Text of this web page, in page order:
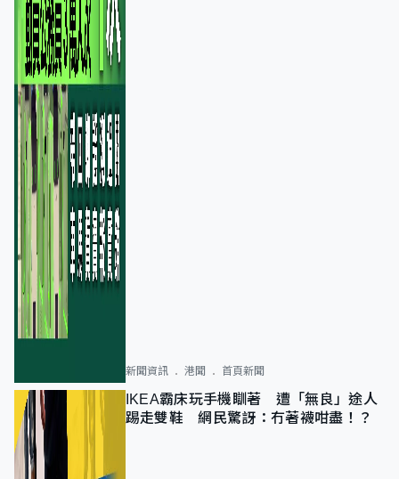
新聞資訊 港聞 首頁新聞
IKEA霸床玩手機瞓著 遭「無良」途人
踢走雙鞋 網民驚訝：冇著襪咁盡！？